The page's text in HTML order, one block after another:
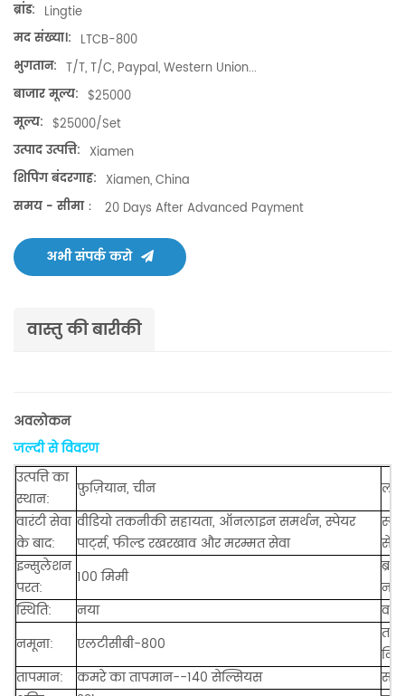
ब्रांड: Lingtie
मद संख्या।: LTCB-800
भुगतान: T/T, T/C, Paypal, Western Union...
बाजार मूल्य: $25000
मूल्य: $25000/set
उत्पाद उत्पत्ति: Xiamen
शिपिंग बंदरगाह: Xiamen, China
समय - सीमा：
20 Days After Advanced Payment
अभी संपर्क करो
वास्तु की बारीकी
अवलोकन
जल्दी से विवरण
उत्पत्ति का
स्थान:
फ़ुज़ियान, चीन
वारंटी सेवा
के बाद:
वीडियो तकनीकी सहायता, ऑनलाइन समर्थन, स्पेयर
पार्ट्स, फील्ड रखरखाव और मरम्मत सेवा
इन्सुलेशन
परत:
100 मिमी
स्थिति:
नया
नमूना:
एलटीसीबी-800
तापमान:
कमरे का तापमान--140 सेल्सियस